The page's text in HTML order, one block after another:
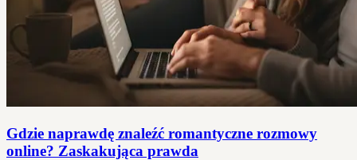
Gdzie naprawdę znaleźć romantyczne rozmowy
online? Zaskakująca prawda